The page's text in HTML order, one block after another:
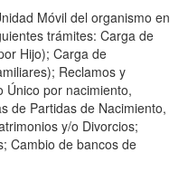
Móvil del organismo en
trámites: Carga de
Hijo); Carga de
Reclamos y
Único por nacimiento,
de Partidas de Nacimiento,
y/o Divorcios;
Cambio de bancos de